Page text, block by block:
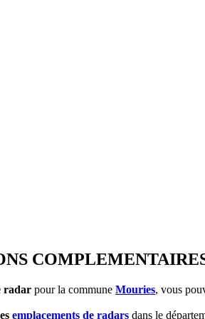
radar pour la commune Mouries, vous
emplacements de radars dans le